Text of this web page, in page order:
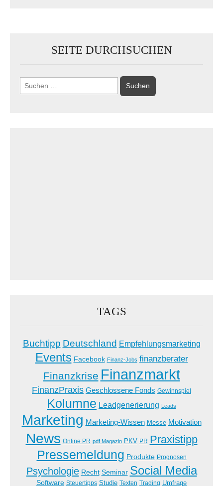
SEITE DURCHSUCHEN
Suchen
nach:
TAGS
Buchtipp Deutschland Empfehlungsmarketing
Events Facebook Finanz-Jobs finanzberater
Finanzkrise Finanzmarkt
FinanzPraxis Geschlossene Fonds Gewinnspiel
Kolumne Leadgenerierung Leads
Marketing Marketing-Wissen Messe Motivation
News Online PR pdf Magazin PKV PR Praxistipp
Pressemeldung Produkte Prognosen
Psychologie Recht Seminar Social Media
Software Steuertipps Studie Texten Trading Umfrage